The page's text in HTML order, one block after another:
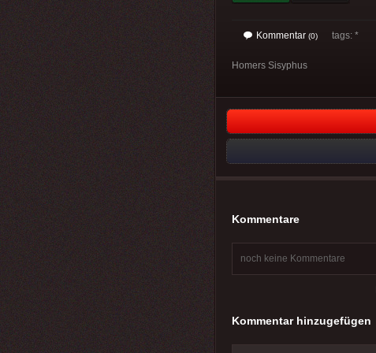
Kommentar (0) tags: *
Homers Sisyphus
Kommentare
noch keine Kommentare
Kommentar hinzugefügen